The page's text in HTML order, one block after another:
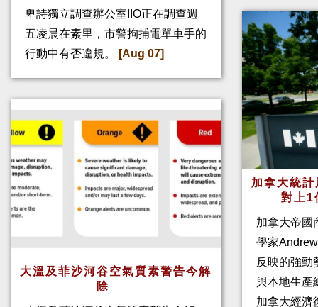
卑詩獨立調查辦公室IIO正在調查週
五凌晨在素里，市警拘捕電單車手的
行動中有否違規。
[Aug 07]
大溫及菲沙河谷空氣質素警告今解
除
加拿大統
對上
加拿大帝國
學家
反映的強勁
與本地生產
加拿大經濟